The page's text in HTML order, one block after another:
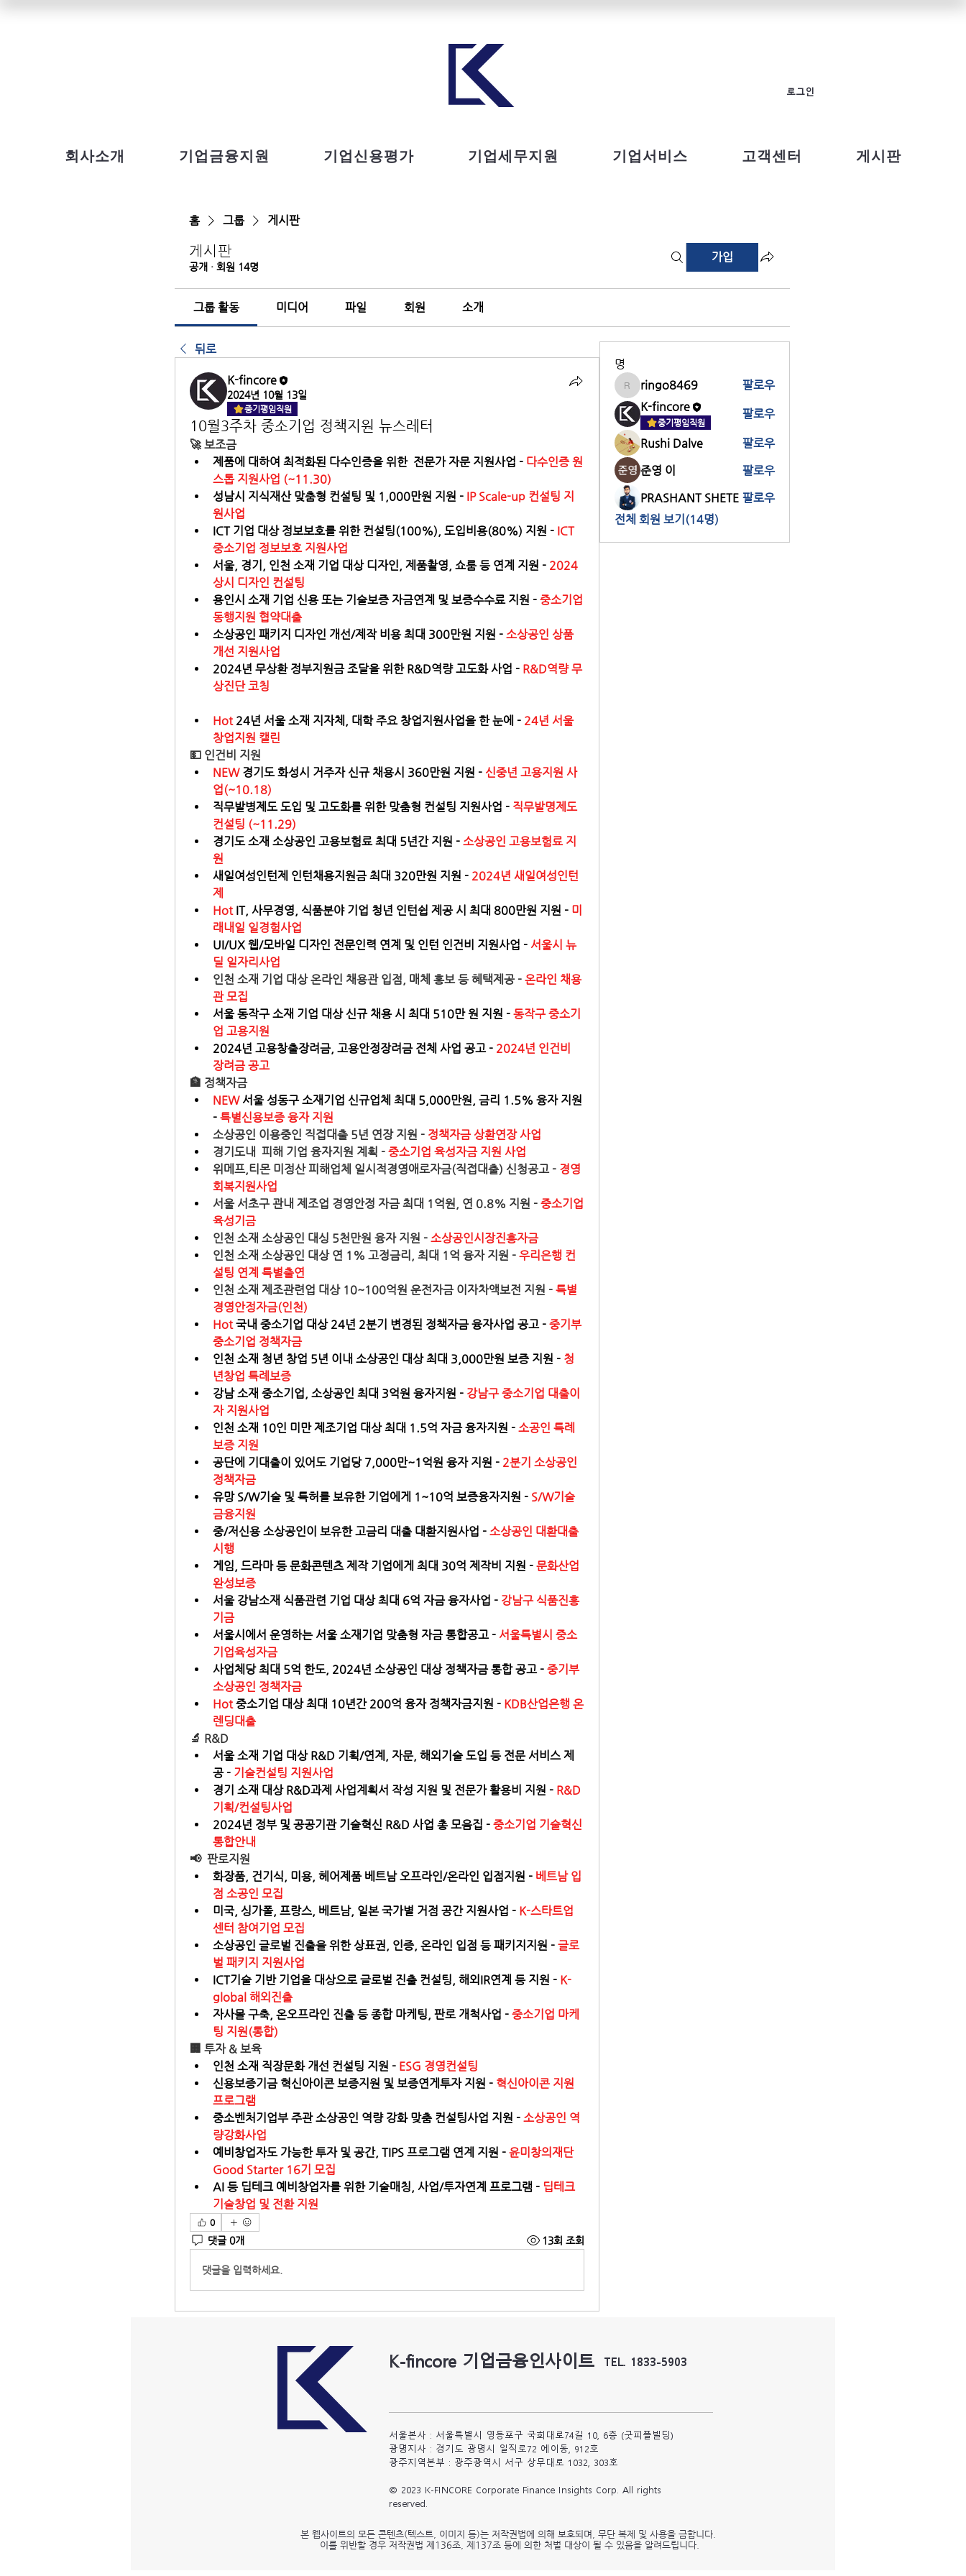
로그인
회사소개 기업금융지원 기업신용평가 기업세무지원 기업서비스 고객센터 게시판
홈 그룹 게시판
게시판
공개 · 회원 14명
가입
그룹 활동 미디어 파일 회원 소개
뒤로
K-fincore
2024년 10월 13일
중기평임직원
10월3주차 중소기업 정책지원 뉴스레터
🚀 보조금
제품에 대하여 최적화된 다수인증을 위한  전문가 자문 지원사업 - 다수인증 원
스톱 지원사업 (~11.30)
성남시 지식재산 맞춤형 컨설팅 및 1,000만원 지원 - IP Scale-up 컨설팅 지
원사업
ICT 기업 대상 정보보호를 위한 컨설팅(100%), 도입비용(80%) 지원 - ICT
중소기업 정보보호 지원사업
서울, 경기, 인천 소재 기업 대상 디자인, 제품촬영, 쇼룸 등 연계 지원 - 2024
상시 디자인 컨설팅
용인시 소재 기업 신용 또는 기술보증 자금연계 및 보증수수료 지원 - 중소기업
동행지원 협약대출
소상공인 패키지 디자인 개선/제작 비용 최대 300만원 지원 - 소상공인 상품
개선 지원사업
2024년 무상환 정부지원금 조달을 위한 R&D역량 고도화 사업 - R&D역량 무
상진단 코칭
Hot 24년 서울 소재 지자체, 대학 주요 창업지원사업을 한 눈에 - 24년 서울
창업지원 캘린
💵 인건비 지원
NEW 경기도 화성시 거주자 신규 채용시 360만원 지원 - 신중년 고용지원 사
업(~10.18)
직무발병제도 도입 및 고도화를 위한 맞춤형 컨설팅 지원사업 - 직무발명제도
컨설팅 (~11.29)
경기도 소재 소상공인 고용보험료 최대 5년간 지원 - 소상공인 고용보험료 지
원
새일여성인턴제 인턴채용지원금 최대 320만원 지원 - 2024년 새일여성인턴
제
Hot IT, 사무경영, 식품분야 기업 청년 인턴쉽 제공 시 최대 800만원 지원 - 미
래내일 일경험사업
UI/UX 웹/모바일 디자인 전문인력 연계 및 인턴 인건비 지원사업 - 서울시 뉴
딜 일자리사업
인천 소재 기업 대상 온라인 채용관 입점, 매체 홍보 등 혜택제공 - 온라인 채용
관 모집
서울 동작구 소재 기업 대상 신규 채용 시 최대 510만 원 지원 - 동작구 중소기
업 고용지원
2024년 고용창출장려금, 고용안정장려금 전체 사업 공고 - 2024년 인건비
장려금 공고
🏦 정책자금
NEW 서울 성동구 소재기업 신규업체 최대 5,000만원, 금리 1.5% 융자 지원
- 특별신용보증 융자 지원
소상공인 이용중인 직접대출 5년 연장 지원 - 정책자금 상환연장 사업
경기도내  피해 기업 융자지원 계획 - 중소기업 육성자금 지원 사업
위메프,티몬 미정산 피해업체 일시적경영애로자금(직접대출) 신청공고 - 경영
회복지원사업
서울 서초구 관내 제조업 경영안정 자금 최대 1억원, 연 0.8% 지원 - 중소기업
육성기금
인천 소재 소상공인 대싱 5천만원 융자 지원 - 소상공인시장진흥자금
인천 소재 소상공인 대상 연 1% 고정금리, 최대 1억 융자 지원 - 우리은행 컨
설팅 연계 특별출연
인천 소재 제조관련업 대상 10~100억원 운전자금 이자차액보전 지원 - 특별
경영안정자금(인천)
Hot 국내 중소기업 대상 24년 2분기 변경된 정책자금 융자사업 공고 - 중기부
중소기업 정책자금
인천 소재 청년 창업 5년 이내 소상공인 대상 최대 3,000만원 보증 지원 - 청
년창업 특례보증
강남 소재 중소기업, 소상공인 최대 3억원 융자지원 - 강남구 중소기업 대출이
자 지원사업
인천 소재 10인 미만 제조기업 대상 최대 1.5억 자금 융자지원 - 소공인 특례
보증 지원
공단에 기대출이 있어도 기업당 7,000만~1억원 융자 지원 - 2분기 소상공인
정책자금
유망 S/W기술 및 특허를 보유한 기업에게 1~10억 보증융자지원 - S/W기술
금융지원
중/저신용 소상공인이 보유한 고금리 대출 대환지원사업 - 소상공인 대환대출
시행
게임, 드라마 등 문화콘텐츠 제작 기업에게 최대 30억 제작비 지원 - 문화산업
완성보증
서울 강남소재 식품관련 기업 대상 최대 6억 자금 융자사업 - 강남구 식품진흥
기금
서울시에서 운영하는 서울 소재기업 맞춤형 자금 통합공고 - 서울특별시 중소
기업육성자금
사업체당 최대 5억 한도, 2024년 소상공인 대상 정책자금 통합 공고 - 중기부
소상공인 정책자금
Hot 중소기업 대상 최대 10년간 200억 융자 정책자금지원 - KDB산업은행 온
렌딩대출
🔬 R&D
서울 소재 기업 대상 R&D 기획/연계, 자문, 해외기술 도입 등 전문 서비스 제
공 - 기술컨설팅 지원사업
경기 소재 대상 R&D과제 사업계획서 작성 지원 및 전문가 활용비 지원 - R&D
기획/컨설팅사업
2024년 정부 및 공공기관 기술혁신 R&D 사업 총 모음집 - 중소기업 기술혁신
통합안내
📢 판로지원
화장품, 건기식, 미용, 헤어제품 베트남 오프라인/온라인 입점지원 - 베트남 입
점 소공인 모집
미국, 싱가폴, 프랑스, 베트남, 일본 국가별 거점 공간 지원사업 - K-스타트업
센터 참여기업 모집
소상공인 글로벌 진출을 위한 상표권, 인증, 온라인 입점 등 패키지지원 - 글로
벌 패키지 지원사업
ICT기술 기반 기업을 대상으로 글로벌 진출 컨설팅, 해외IR연계 등 지원 - K-
global 해외진출
자사몰 구축, 온오프라인 진출 등 종합 마케팅, 판로 개척사업 - 중소기업 마케
팅 지원(통합)
🏢 투자 & 보육
인천 소재 직장문화 개선 컨설팅 지원 - ESG 경영컨설팅
신용보증기금 혁신아이콘 보증지원 및 보증연게투자 지원 - 혁신아이콘 지원
프로그램
중소벤처기업부 주관 소상공인 역량 강화 맞춤 컨설팅사업 지원 - 소상공인 역
량강화사업
예비창업자도 가능한 투자 및 공간, TIPS 프로그램 연계 지원 - 윤미창의재단
Good Starter 16기 모집
AI 등 딥테크 예비창업자를 위한 기술매칭, 사업/투자연계 프로그램 - 딥테크
기술창업 및 전환 지원
0
댓글 0개 13회 조회
댓글을 입력하세요.
명
ringo8469
ringo8469
팔로우
K-fincore
중기평임직원
팔로우
Rushi Dalve
팔로우
준영 이
팔로우
PRASHANT SHETE 팔로우
전체 회원 보기(14명)
K-fincore 기업금융인사이트 TEL. 1833-5903
서울본사 : 서울특별시 영등포구 국회대로74길 10, 6층 (굿피플빌딩)
광명지사 : 경기도 광명시 일직로72 에이동, 912호
​광주지역본부 : 광주광역시 서구 상무대로 1032, 303호
© 2023 K-FINCORE Corporate Finance Insights Corp. All rights
reserved.
본 웹사이트의 모든 콘텐츠(텍스트, 이미지 등)는 저작권법에 의해 보호되며, 무단 복제 및 사용을 금합니다.
이를 위반할 경우 저작권법 제136조, 제137조 등에 의한 처벌 대상이 될 수 있음을 알려드립니다.